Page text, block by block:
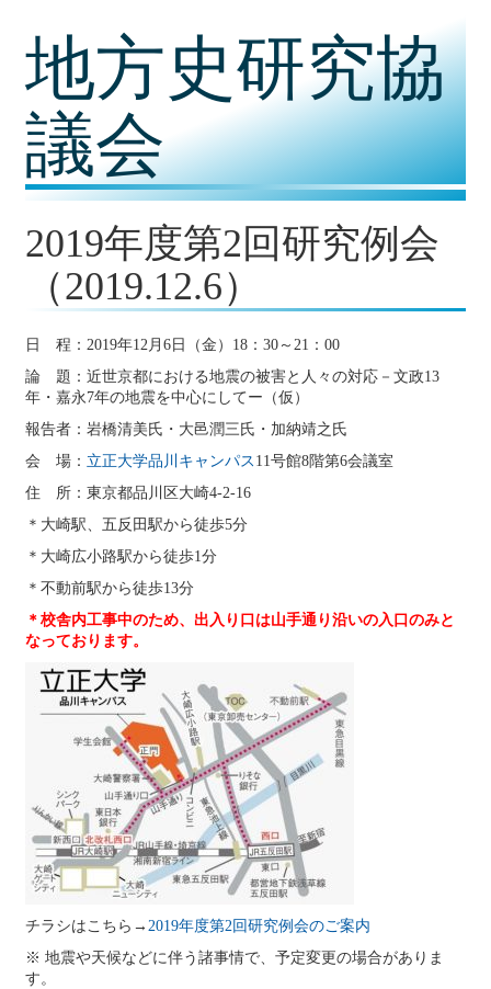
地方史研究協
議会
2019年度第2回研究例会
（2019.12.6）
日 程：2019年12月6日（金）18：30～21：00
論 題：近世京都における地震の被害と人々の対応－文政13
年・嘉永7年の地震を中心にしてー（仮）
報告者：岩橋清美氏・大邑潤三氏・加納靖之氏
会 場： 立正大学品川キャンパス 11号館8階第6会議室
住 所：東京都品川区大崎4-2-16
＊大崎駅、五反田駅から徒歩5分
＊大崎広小路駅から徒歩1分
＊不動前駅から徒歩13分
＊校舎内工事中のため、出入り口は山手通り沿いの入口のみと
なっております。
チラシはこちら→ 2019年度第2回研究例会のご案内
※ 地震や天候などに伴う諸事情で、予定変更の場合がありま
す。